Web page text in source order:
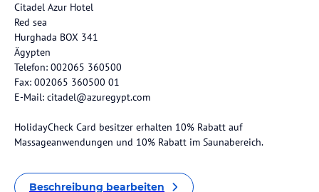
Citadel Azur Hotel
Red sea
Hurghada BOX 341
Ägypten
Telefon: 002065 360500
Fax: 002065 360500 01
E-Mail: citadel@azuregypt.com
HolidayCheck Card besitzer erhalten 10% Rabatt auf
Massageanwendungen und 10% Rabatt im Saunabereich.
Beschreibung bearbeiten